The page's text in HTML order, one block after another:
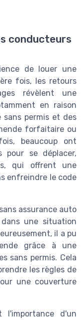
conducteurs
de louer une
fois, les retours
révèlent une
en raison
sans permis et des
forfaitaire ou
beaucoup ont
pour se déplacer,
qui offrent une
enfreindre le code
assurance auto
une situation
il a pu
grâce à une
sans permis. Cela
les règles de
une couverture
l'importance d'un